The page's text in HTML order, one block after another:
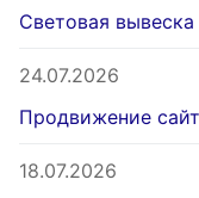
Световая вывеска
24.07.2026
Продвижение
18.07.2026